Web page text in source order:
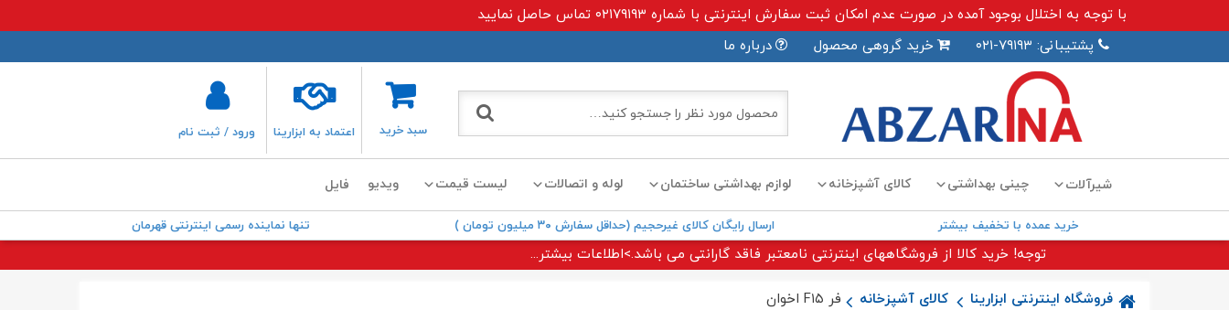
با توجه به اختلال بوجود آمده در صورت عدم امکان ثبت سفارش اینترنتی با شماره ۰۲۱۷۹۱۹۳ تماس حاصل نمایید
پشتیبانی: ۷۹۱۹۳-۰۲۱
خرید گروهی محصول درباره ما
سبد خرید اعتماد به ابزارینا ورود / ثبت نام
شیرآلات چینی بهداشتی کالای آشپزخانه لوازم بهداشتی ساختمان لوله و اتصالات لیست قیمت ویدیو فایل
خرید عمده با تخفیف بیشتر ارسال رایگان کالای غیرحجیم (حداقل سفارش ۳۰ میلیون تومان ) تنها نماینده رسمی اینترنتی قهرمان
توجه! خرید کالا از فروشگاههای اینترنتی نامعتبر فاقد گارانتی می باشد.>اطلاعات بیشتر...
فروشگاه اینترنتی ابزارینا کالای آشپزخانه فر F۱۵ اخوان